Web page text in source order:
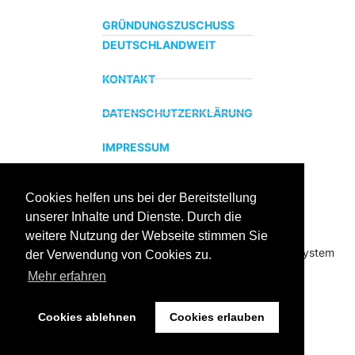
Cookies helfen uns bei der Bereitstellung
unserer Inhalte und Dienste. Durch die
weitere Nutzung der Webseite stimmen Sie
der Verwendung von Cookies zu.
Mehr erfahren
Cookies ablehnen Cookies erlauben
GRÜNDUNGSZUSCHUSS
DEUTSCHLANDWEIT
KONTAKT
DATENSCHUTZERKLÄRUNG
IMPRESSUM
ZERTIFIZIERTER BILDUNGSTRÄGER
Profitieren sie jetzt von unserer über 15 jährigen
Praxiserfahrung und unserem erfolgreichen Coachingsystem